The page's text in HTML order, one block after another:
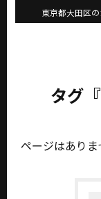
タグ
ページはありま